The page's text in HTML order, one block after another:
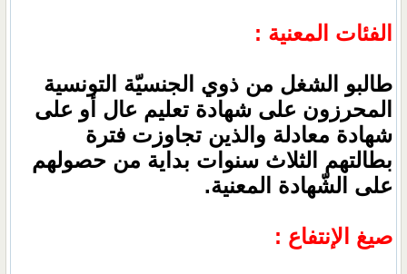
الفئات المعنية :
طالبو الشغل من ذوي الجنسيّة التونسية
المحرزون على شهادة تعليم عال أو على
شهادة معادلة والذين تجاوزت فترة
بطالتهم الثلاث سنوات بداية من حصولهم
على الشّهادة المعنية.
صيغ الإنتفاع :